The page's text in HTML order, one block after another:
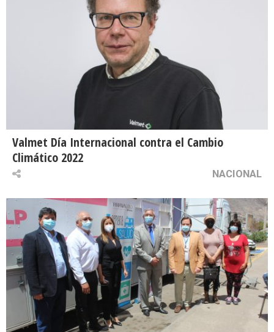
Valmet Día Internacional contra el Cambio
Climático 2022
NACIONAL